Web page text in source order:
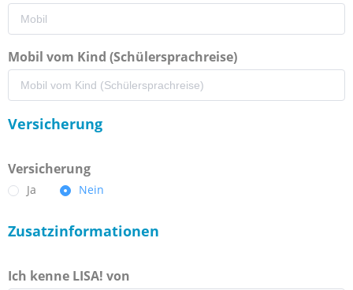
Mobil vom Kind (Schülersprachreise)
Versicherung
Versicherung
Ja Nein
Zusatzinformationen
Ich kenne LISA! von